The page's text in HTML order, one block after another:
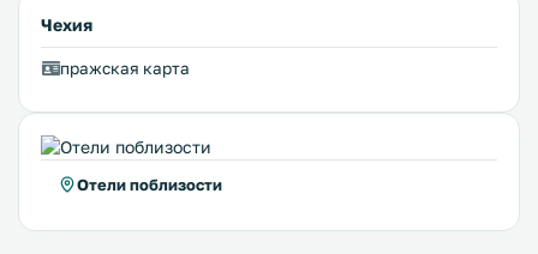
Чехия
пражская карта
Отели поблизости